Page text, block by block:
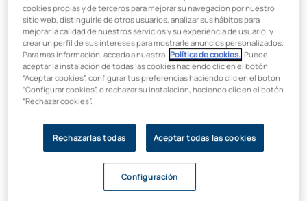
profesionales esenciales en la atención sanitaria,
responsables de proporcionar cuidados, realizar el
seguimiento del estado de salud de los pacientes, participar
en la prevención y promoción de la salud y colaborar con otros
profesionales del sistema sanitario. Surol es vital en la
atención sanitaria, tanto en los hospitales y centros
sanitarios, como en el resto de centros asistenciales que
existen como, por ejemplo, los destinados a la atención de las
especiales.
con una atención cercana a las
necesidades de cada paciente, en la que, además de dominar
cookies propias y de terceros para mejorar su navegación por nuestro
sitio web, distinguirle de otros usuarios, analizar sus hábitos para
mejorar la calidad de nuestros servicios y su experiencia de usuario, y
crear un perfil de sus intereses para mostrarle anuncios personalizados.
Para más información, acceda a nuestra Política de cookies. . Puede
aceptar la instalación de todas las cookies haciendo clic en el botón
“Aceptar cookies”, configurar tus preferencias haciendo clic en el botón
“Configurar cookies”, o rechazar su instalación, haciendo clic en el botón
“Rechazar cookies”.
Rechazarlas todas Aceptar todas las cookies
Configuración